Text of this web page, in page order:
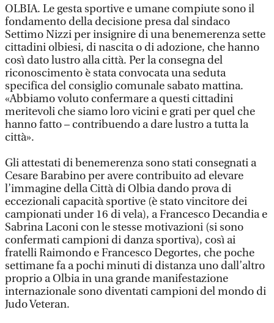
OLBIA. Le gesta sportive e umane compiute sono il
fondamento della decisione presa dal sindaco
Settimo Nizzi per insignire di una benemerenza sette
cittadini olbiesi, di nascita o di adozione, che hanno
così dato lustro alla città. Per la consegna del
riconoscimento è stata convocata una seduta
specifica del consiglio comunale sabato mattina.
«Abbiamo voluto confermare a questi cittadini
meritevoli che siamo loro vicini e grati per quel che
hanno fatto – contribuendo a dare lustro a tutta la
città».
Gli attestati di benemerenza sono stati consegnati a
Cesare Barabino per avere contribuito ad elevare
l’immagine della Città di Olbia dando prova di
eccezionali capacità sportive (è stato vincitore dei
campionati under 16 di vela), a Francesco Decandia e
Sabrina Laconi con le stesse motivazioni (si sono
confermati campioni di danza sportiva), così ai
fratelli Raimondo e Francesco Degortes, che poche
settimane fa a pochi minuti di distanza uno dall’altro
proprio a Olbia in una grande manifestazione
internazionale sono diventati campioni del mondo di
Judo Veteran.